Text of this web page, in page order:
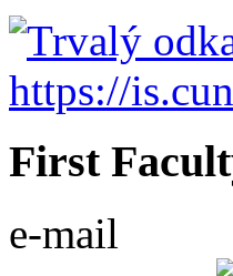
First
e-mail